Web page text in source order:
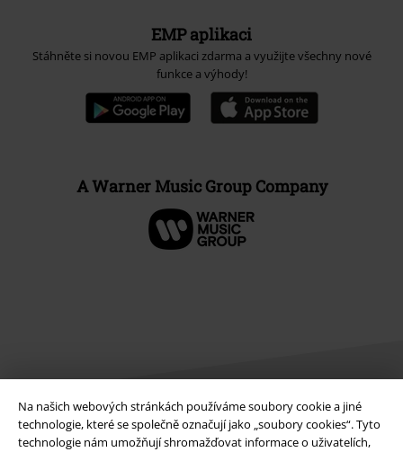
Na našich webových stránkách používáme soubory cookie a jiné
technologie, které se společně označují jako „soubory cookies“. Tyto
technologie nám umožňují shromažďovat informace o uživatelích,
EMP aplikaci
Stáhněte si novou EMP aplikaci zdarma a využijte všechny nové
funkce a výhody!
A Warner Music Group Company
Právní informace